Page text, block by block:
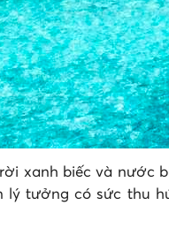
xanh biếc và nước
tưởng có sức thu